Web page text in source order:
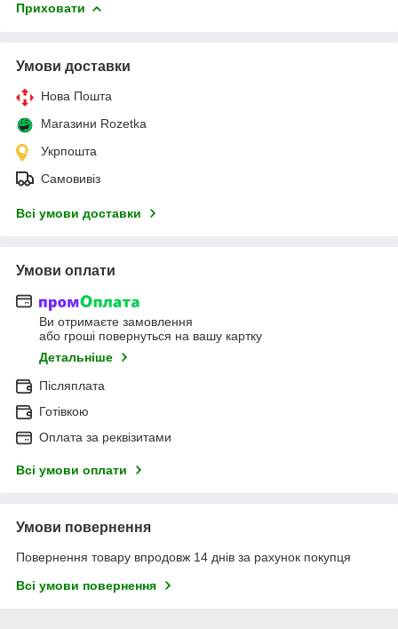
Приховати
Умови доставки
Нова Пошта
Магазини Rozetka
Укрпошта
Самовивіз
Всі умови доставки
Умови оплати
Ви отримаєте замовлення
або гроші повернуться на вашу картку
Детальніше
Післяплата
Готівкою
Оплата за реквізитами
Всі умови оплати
Умови повернення
Повернення товару впродовж 14 днів за рахунок покупця
Всі умови повернення